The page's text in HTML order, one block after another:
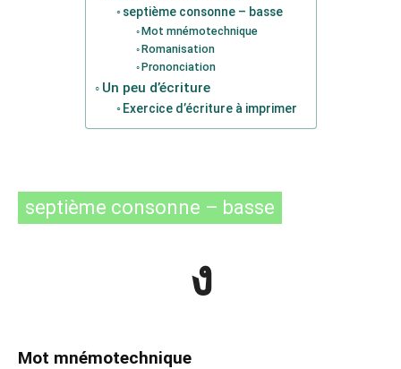
septième consonne – basse
Mot mnémotechnique
Romanisation
Prononciation
Un peu d’écriture
Exercice d’écriture à imprimer
septième consonne – basse
ง
Mot mnémotechnique